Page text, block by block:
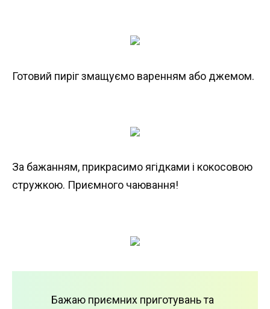
Готовий пиріг змащуємо варенням або джемом.
За бажанням, прикрасимо ягідками і кокосовою
стружкою. Приємного чаювання!
Бажаю приємних приготувань та